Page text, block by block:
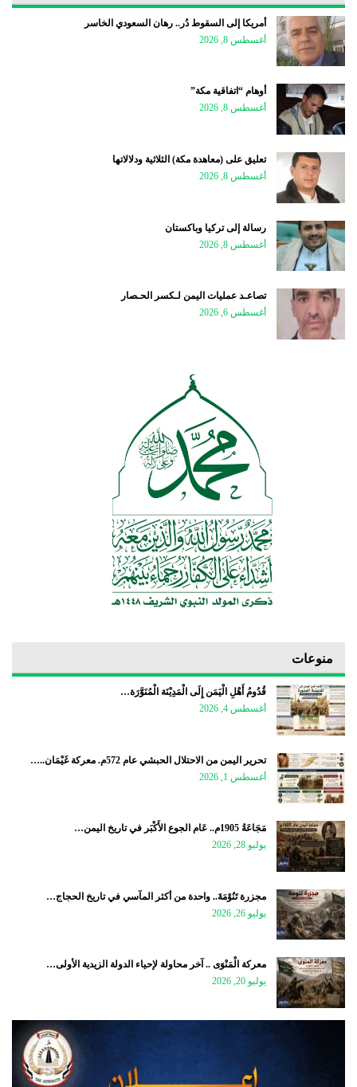
أمريكا إلى السقوط دُر.. رهان السعودي الخاسر
أغسطس 8, 2026
أوهام “اتفاقية مكة”
أغسطس 8, 2026
تعليق على (معاهدة مكة) الثلاثية ودلالاتها
أغسطس 8, 2026
رسالة إلى تركيا وباكستان
أغسطس 8, 2026
تصاعـد عمليات اليمن لـكسر الحـصار
أغسطس 6, 2026
منوعات
قُدُومُ أَهْلِ الْيَمَن إِلَى الْمَدِيْنَة الْمُنَوَّرَة…
أغسطس 4, 2026
تحرير اليمن من الاحتلال الحبشي عام 572م. معركة غَيْمَان..…
أغسطس 1, 2026
مَجَاعَةُ 1905م.. عَام الجوع الأَكْبَر في تاريخ اليمن…
يوليو 28, 2026
مجزرة تَنُوْمَةَ.. واحدة من أكثر المآسي في تاريخ الحجاج…
يوليو 26, 2026
معركة الْمَنْوَى .. آخر محاولة لإحياء الدولة الزيدية الأولى…
يوليو 20, 2026